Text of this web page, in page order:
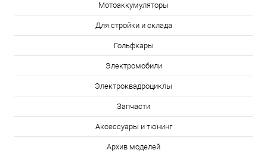
Мотоаккумуляторы
Для стройки и склада
Гольфкары
Электромобили
Электроквадроциклы
Запчасти
Аксессуары и тюнинг
Архив моделей